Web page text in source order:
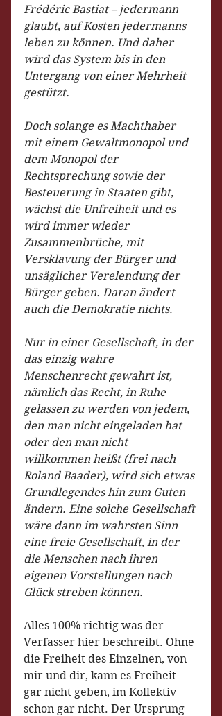
Frédéric Bastiat – jedermann
glaubt, auf Kosten jedermanns
leben zu können. Und daher
wird das System bis in den
Untergang von einer Mehrheit
gestützt.
Doch solange es Machthaber
mit einem Gewaltmonopol und
dem Monopol der
Rechtsprechung sowie der
Besteuerung in Staaten gibt,
wächst die Unfreiheit und es
wird immer wieder
Zusammenbrüche, mit
Versklavung der Bürger und
unsäglicher Verelendung der
Bürger geben. Daran ändert
auch die Demokratie nichts.
Nur in einer Gesellschaft, in der
das einzig wahre
Menschenrecht gewahrt ist,
nämlich das Recht, in Ruhe
gelassen zu werden von jedem,
den man nicht eingeladen hat
oder den man nicht
willkommen heißt (frei nach
Roland Baader), wird sich etwas
Grundlegendes hin zum Guten
ändern. Eine solche Gesellschaft
wäre dann im wahrsten Sinn
eine freie Gesellschaft, in der
die Menschen nach ihren
eigenen Vorstellungen nach
Glück streben können.
Alles 100% richtig was der
Verfasser hier beschreibt. Ohne
die Freiheit des Einzelnen, von
mir und dir, kann es Freiheit
gar nicht geben, im Kollektiv
schon gar nicht. Der Ursprung